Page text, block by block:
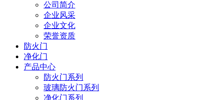
公司简介
企业风采
企业文化
荣誉资质
防火门
净化门
产品中心
防火门系列
玻璃防火门系列
净化门系列